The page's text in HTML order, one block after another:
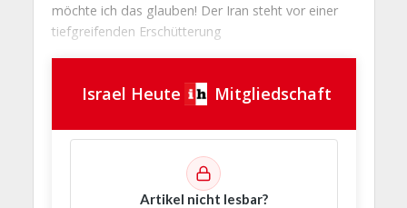
möchte ich das glauben! Der Iran steht vor einer
tiefgreifenden Erschütterung
Israel Heute Mitgliedschaft
Artikel nicht lesbar?